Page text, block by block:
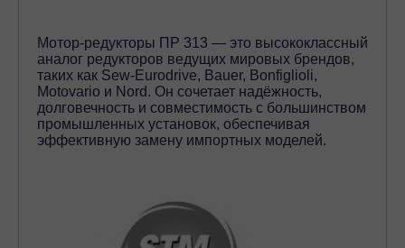
Мотор-редукторы ПР 313 — это высококлассный
аналог редукторов ведущих мировых брендов,
таких как Sew-Eurodrive, Bauer, Bonfiglioli,
Motovario и Nord. Он сочетает надёжность,
долговечность и совместимость с большинством
промышленных установок, обеспечивая
эффективную замену импортных моделей.